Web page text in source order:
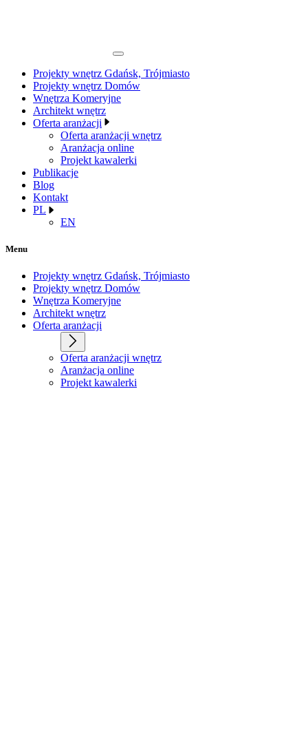
Projekty wnętrz Gdańsk, Trójmiasto
Projekty wnętrz Domów
Wnętrza Komeryjne
Architekt wnętrz
Oferta aranżacji
Oferta aranżacji wnętrz
Aranżacja online
Projekt kawalerki
Publikacje
Blog
Kontakt
PL
EN
Menu
Projekty wnętrz Gdańsk, Trójmiasto
Projekty wnętrz Domów
Wnętrza Komeryjne
Architekt wnętrz
Oferta aranżacji
Oferta aranżacji wnętrz
Aranżacja online
Projekt kawalerki